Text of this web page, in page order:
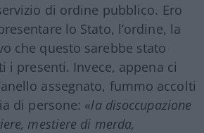
di ordine pubblico. Ero
lo Stato, l’ordine, la
che questo sarebbe stato
i presenti. Invece, appena ci
assegnato, fummo accolti
di persone: «la disoccupazione
mestiere di merda,